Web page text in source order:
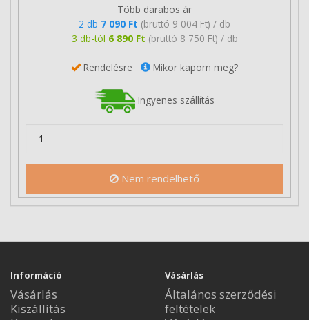
Több darabos ár
2 db 7 090 Ft (bruttó 9 004 Ft) / db
3 db-tól 6 890 Ft (bruttó 8 750 Ft) / db
Rendelésre Mikor kapom meg?
Ingyenes szállítás
Nem rendelhető
Információ
Vásárlás
Kiszállítás
Vásárlás
Általános szerződési
feltételek